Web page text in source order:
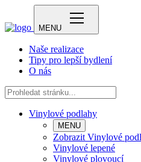
MENU
Naše realizace
Tipy pro lepší bydlení
O nás
Vinylové podlahy
MENU
Zobrazit Vinylové
Vinylové lepené
Vinylové plovoucí